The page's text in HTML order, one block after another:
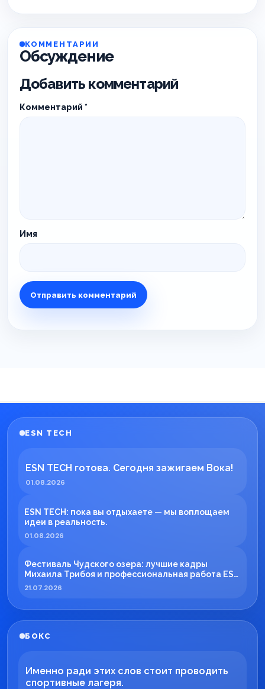
КОММЕНТАРИИ
Обсуждение
Добавить комментарий
Комментарий *
Имя
ESN TECH
ESN TECH готова. Сегодня зажигаем Вока!
01.08.2026
ESN TECH: пока вы отдыхаете — мы воплощаем
идеи в реальность.
01.08.2026
Фестиваль Чудского озера: лучшие кадры
Михаила Трибоя и профессиональная работа ESN
TECH
21.07.2026
БОКС
Именно ради этих слов стоит проводить
спортивные лагеря.